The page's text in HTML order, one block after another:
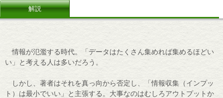
解説
情報が氾濫する時代。「データはたくさん集めれば集めるほどい
い」と考える人は多いだろう。
しかし、著者はそれを真っ向から否定し、「情報収集（インプッ
ト）は最小でいい」と主張する。大事なのはむしろアウトプットか